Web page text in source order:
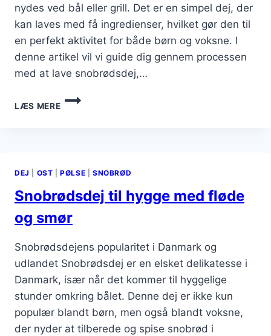
nydes ved bål eller grill. Det er en simpel dej, der
kan laves med få ingredienser, hvilket gør den til
en perfekt aktivitet for både børn og voksne. I
denne artikel vil vi guide dig gennem processen
med at lave snobrødsdej,…
LÆS MERE
SÅDAN
LAVER
INGREDIENSER
DEJ OST |PØLSE SNOBRØD
Snobrødsdej til hygge med fløde
og smør
Snobrødsdejens popularitet i Danmark og
udlandet Snobrødsdej er en elsket delikatesse i
Danmark, især når det kommer til hyggelige
stunder omkring bålet. Denne dej er ikke kun
populær blandt børn, men også blandt voksne,
der nyder at tilberede og spise snobrød i